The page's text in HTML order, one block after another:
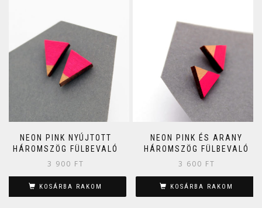
NEON PINK NYÚJTOTT
HÁROMSZÖG FÜLBEVALÓ
3 900 FT
KOSÁRBA RAKOM
NEON PINK ÉS ARANY
HÁROMSZÖG FÜLBEVALÓ
3 600 FT
KOSÁRBA RAKOM